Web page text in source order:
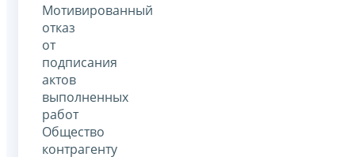
Мотивированный
отказ
от
подписания
актов
выполненных
работ
Общество
контрагенту